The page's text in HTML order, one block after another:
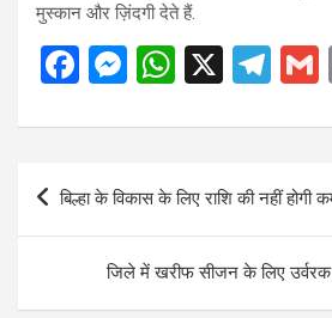
मुस्कान और ज़िंदगी देते हैं.
F
ce
b
o
M
se
g
er
W
at
s
A
p
p
X
T
e
gr
a
m
Post
बिल्हा के विकास के लिए राशि की नहीं होगी
जिले में खरीफ सीजन के लिए उर्वरक